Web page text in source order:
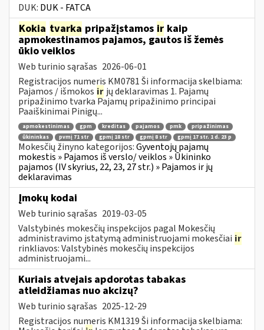
DUK: DUK - FATCA
Kokia tvarka pripažįstamos ir kaip
apmokestinamos pajamos, gautos iš žemės
ūkio veiklos
Web turinio sąrašas 2026-06-01
Registracijos numeris KM0781 Ši informacija skelbiama:
Pajamos / išmokos ir jų deklaravimas 1. Pajamų
pripažinimo tvarka Pajamų pripažinimo principai
Paaiškinimai Pinigų...
apmokestinimas gpm kreditas pajamos pmk
pripažinimas
ūkininkas
pvmį 71 str gpmį 18 str gpmį 8 str gpmį 17 str. 1 d. 23 p
Mokesčių žinyno kategorijos:Gyventojų pajamų
mokestis » Pajamos iš verslo/ veiklos » Ūkininko
pajamos (IV skyrius, 22, 23, 27 str.) » Pajamos ir jų
deklaravimas
Įmokų kodai
Web turinio sąrašas 2019-03-05
Valstybinės mokesčių inspekcijos pagal Mokesčių
administravimo įstatymą administruojami mokesčiai ir
rinkliavos: Valstybinės mokesčių inspekcijos
administruojami...
Kuriais atvejais apdorotas tabakas
atleidžiamas nuo akcizų?
Web turinio sąrašas 2025-12-29
Registracijos numeris KM1319 Ši informacija skelbiama: